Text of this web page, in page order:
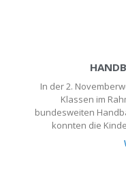
In der 2.
Klassen im
bundesweiten
konnten die